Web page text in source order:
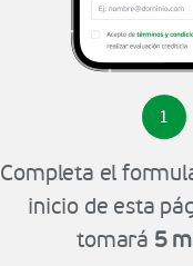
1
Completa el
inicio de esta
tomará 5